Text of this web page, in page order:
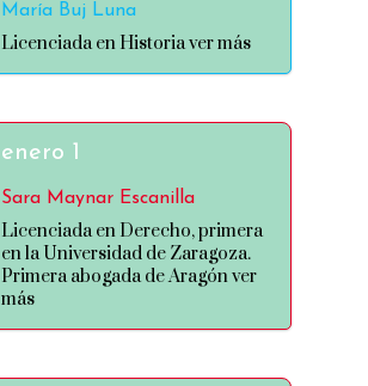
María Buj Luna
Licenciada en Historia ver más
Sara Maynar Escanilla
enero 1
Licenciada en Derecho, primera
en la Universidad de Zaragoza.
Primera abogada de Aragón ver
más